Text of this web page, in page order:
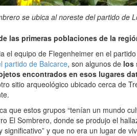
se ubica al noreste del partido de
las primeras poblaciones de la
el equipo de Flegenheimer en el
partido de Balcarce, son algunos de los
encontrados en esos lugares
sitio arqueológico ubicado cerca de
que estos grupos “tenían un mundo
El Sombrero, donde se produjo el
significativo” y que no era un lugar de